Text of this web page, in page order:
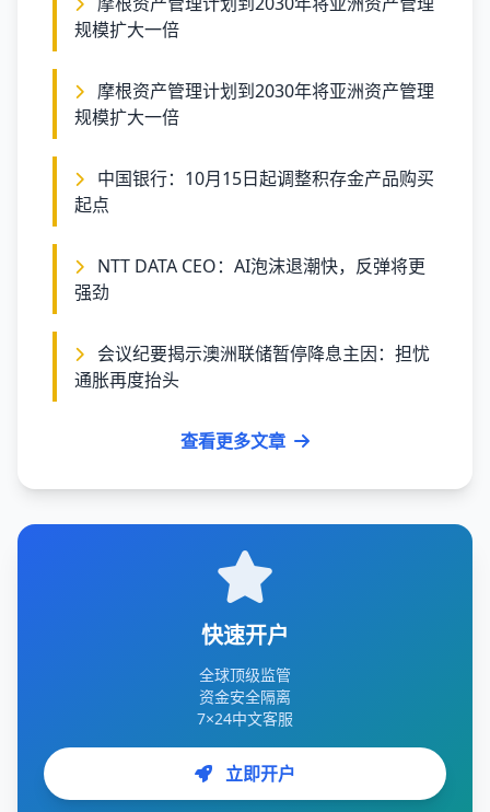
规模扩大一倍
规模扩大一倍
起点
强劲
通胀再度抬头
查看更多文章
快速开户
全球顶级监管
资金安全隔离
7×24中文客服
立即开户